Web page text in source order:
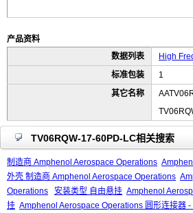
产品资料
数据列表
High
标准包装
1
其它名称
TV06RQW-17-60PD-LC相关搜索
制造商 Amphenol Aerospace Operations
外壳 制造商 Amphenol Aerospace Operations
Operations
安装类型 自由悬挂 Amphenol
挂 Amphenol Aerospace Operations 圆形连接器